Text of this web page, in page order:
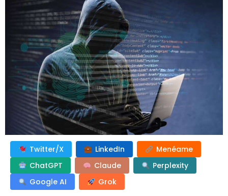
Twitter/X LinkedIn
Menéame
ChatGPT
Claude
Perplexity
Google AI
Grok